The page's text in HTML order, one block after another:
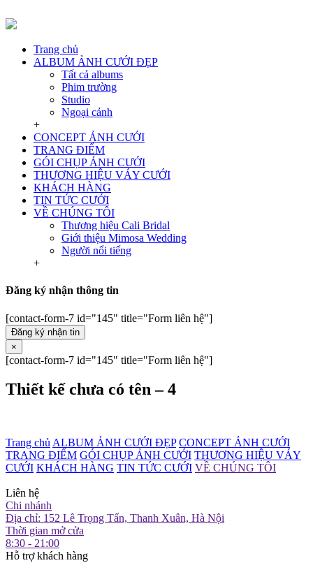
Trang chủ
ALBUM ẢNH CƯỚI ĐẸP
Tất cả albums
Phim trường
Studio
Ngoại cảnh
+
CONCEPT ẢNH CƯỚI
TRANG ĐIỂM
GÓI CHỤP ẢNH CƯỚI
THƯƠNG HIỆU VÁY CƯỚI
KHÁCH HÀNG
TIN TỨC CƯỚI
VỀ CHÚNG TÔI
Thương hiệu Cali Bridal
Giới thiệu Mimosa Wedding
Người nổi tiếng
+
Đăng ký nhận thông tin
[contact-form-7 id="145" title="Form liên hệ"]
Đăng ký nhận tin
×
[contact-form-7 id="145" title="Form liên hệ"]
Thiết kế chưa có tên – 4
Trang chủ ALBUM ẢNH CƯỚI ĐẸP CONCEPT ẢNH CƯỚI
TRANG ĐIỂM GÓI CHỤP ẢNH CƯỚI THƯƠNG HIỆU VÁY
CƯỚI KHÁCH HÀNG TIN TỨC CƯỚI VỀ CHÚNG TÔI
Liên hệ
Chi nhánh
Địa chỉ: 152 Lê Trọng Tấn, Thanh Xuân, Hà Nội
Thời gian mở cửa
8:30 - 21:00
Hỗ trợ khách hàng